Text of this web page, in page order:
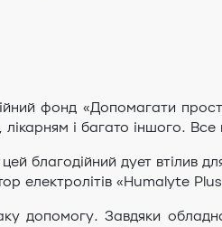
фонд «Допомагати
і багато іншого.
благодійний дует втілив
електролітів «Humalyte
допомогу. Завдяки